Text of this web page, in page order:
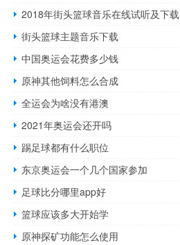
2018年街头篮球音乐在线试听及下载
街头篮球主题音乐下载
中国奥运会花费多少钱
原神其他饲料怎么合成
全运会为啥没有港澳
2021年奥运会还开吗
踢足球都有什么职位
东京奥运会一个几个国家参加
足球比分哪里app好
篮球应该多大开始学
原神探矿功能怎么使用